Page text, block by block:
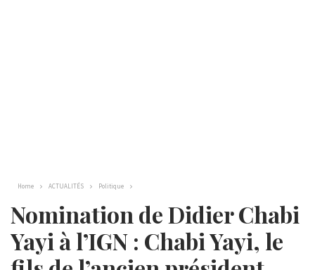
Home ACTUALITÉS Politique
Nomination de Didier Chabi
Yayi à l’IGN : Chabi Yayi, le